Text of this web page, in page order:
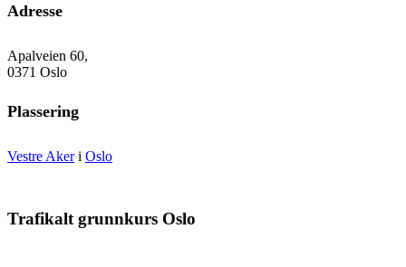
Adresse
Apalveien 60,
0371 Oslo
Plassering
Vestre Akeri Oslo
Trafikalt grunnkurs Oslo